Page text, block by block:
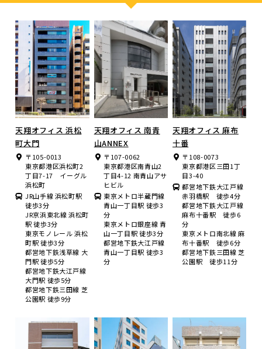
天翔オフィス 浜松
町大門
〒105-0013
東京都港区浜松町2
丁目7-17 イーグル
浜松町
JR山手線 浜松町駅
徒歩3分
JR京浜東北線 浜松町
駅 徒歩3分
東京モノレール 浜松
町駅 徒歩3分
都営地下鉄浅草線 大
門駅 徒歩5分
都営地下鉄大江戸線
大門駅 徒歩5分
都営地下鉄三田線 芝
公園駅 徒歩9分
天翔オフィス 南青
山ANNEX
〒107-0062
東京都港区南青山2
丁目4-12 南青山アサ
ヒビル
東京メトロ半蔵門線
青山一丁目駅 徒歩3
分
東京メトロ銀座線 青
山一丁目駅 徒歩3分
都営地下鉄大江戸線
青山一丁目駅 徒歩3
分
天翔オフィス 麻布
十番
〒108-0073
東京都港区三田1丁
目3-40
都営地下鉄大江戸線
赤羽橋駅 徒歩4分
都営地下鉄大江戸線
麻布十番駅 徒歩6
分
東京メトロ南北線 麻
布十番駅 徒歩6分
都営地下鉄三田線 芝
公園駅 徒歩11分